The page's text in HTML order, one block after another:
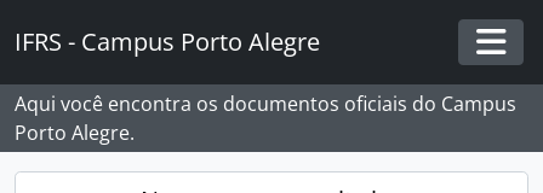
IFRS - Campus Porto Alegre
Aqui você encontra os documentos oficiais do Campus
Porto Alegre.